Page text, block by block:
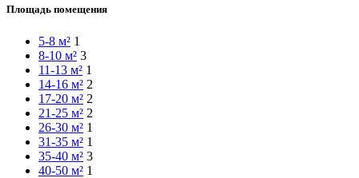
Площадь помещения
5-8 м² 1
8-10 м² 3
11-13 м² 1
14-16 м² 2
17-20 м² 2
21-25 м² 2
26-30 м² 1
31-35 м² 1
35-40 м² 3
40-50 м² 1